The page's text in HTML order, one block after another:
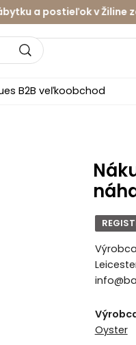
v Žiline
B2B veľkoobchod
Oyster